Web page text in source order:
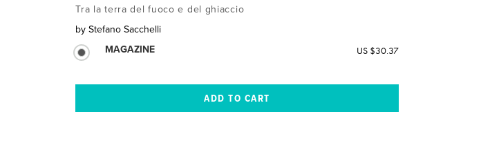
Tra la terra del fuoco e del ghiaccio
by Stefano Sacchelli
MAGAZINE
US $30.37